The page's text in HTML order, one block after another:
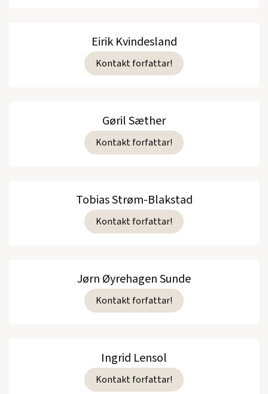
Eirik Kvindesland
Kontakt forfattar!
Gøril Sæther
Kontakt forfattar!
Tobias Strøm-Blakstad
Kontakt forfattar!
Jørn Øyrehagen Sunde
Kontakt forfattar!
Ingrid Lensol
Kontakt forfattar!